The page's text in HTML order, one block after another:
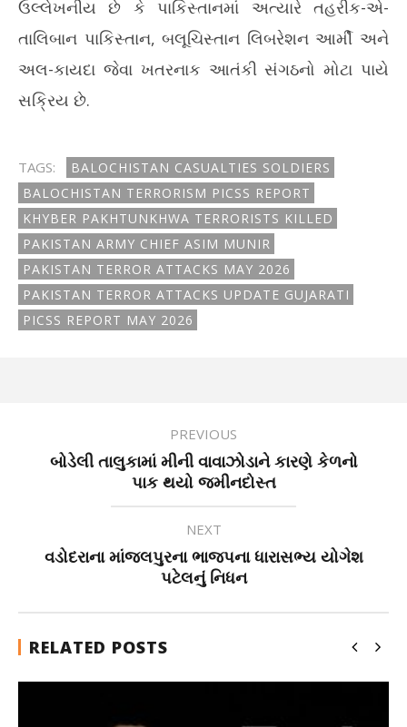
ઉલ્લેખનીય છે કે પાકિસ્તાનમાં અત્યારે તહરીક-એ-
તાલિબાન પાકિસ્તાન, બલૂચિસ્તાન લિબરેશન આર્મી અને
અલ-કાયદા જેવા ખતરનાક આતંકી સંગઠનો મોટા પાયે
સક્રિય છે.
TAGS:
BALOCHISTAN CASUALTIES SOLDIERS
BALOCHISTAN TERRORISM PICSS REPORT
KHYBER PAKHTUNKHWA TERRORISTS KILLED
PAKISTAN ARMY CHIEF ASIM MUNIR
PAKISTAN TERROR ATTACKS MAY 2026
PAKISTAN TERROR ATTACKS UPDATE GUJARATI
PICSS REPORT MAY 2026
PREVIOUS
બોડેલી તાલુકામાં મીની વાવાઝોડાને કારણે કેળનો
પાક થયો જમીનદોસ્ત
NEXT
વડોદરાના માંજલપુરના ભાજપના ધારાસભ્ય યોગેશ
પટેલનું નિધન
RELATED POSTS